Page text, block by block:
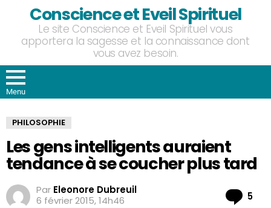
Conscience et Eveil Spirituel
Le site Conscience et Eveil Spirituel vous
apportera la sagesse et la connaissance dont
vous avez besoin.
Menu
PHILOSOPHIE
Les gens intelligents auraient
tendance à se coucher plus tard
Par Eleonore Dubreuil
6 février 2015, 14h46
5